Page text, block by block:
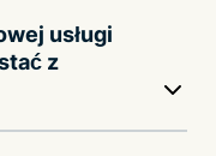
usługi
z